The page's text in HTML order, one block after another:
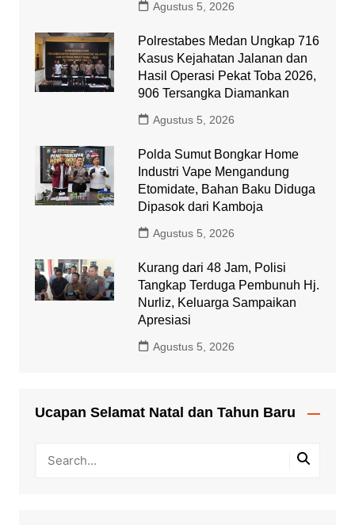
Agustus 5, 2026
Polrestabes Medan Ungkap 716
Kasus Kejahatan Jalanan dan
Hasil Operasi Pekat Toba 2026,
906 Tersangka Diamankan
Agustus 5, 2026
Polda Sumut Bongkar Home
Industri Vape Mengandung
Etomidate, Bahan Baku Diduga
Dipasok dari Kamboja
Agustus 5, 2026
Kurang dari 48 Jam, Polisi
Tangkap Terduga Pembunuh Hj.
Nurliz, Keluarga Sampaikan
Apresiasi
Agustus 5, 2026
Ucapan Selamat Natal dan Tahun Baru